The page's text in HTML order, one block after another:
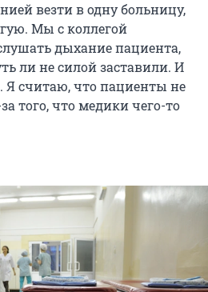
везти в одну больницу,
Мы с коллегой
дыхание пациента,
ли не силой заставили. И
считаю, что пациенты не
того, что медики чего-то